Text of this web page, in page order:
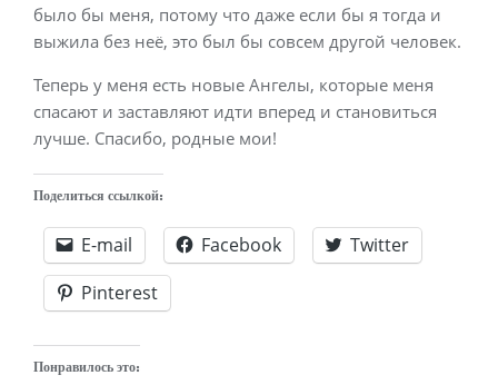
было бы меня, потому что даже если бы я тогда и
выжила без неё, это был бы совсем другой человек.
Теперь у меня есть новые Ангелы, которые меня
спасают и заставляют идти вперед и становиться
лучше. Спасибо, родные мои!
Поделиться ссылкой:
E-mail Facebook
Twitter
Pinterest
Понравилось это: